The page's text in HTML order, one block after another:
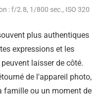
: f/2.8, 1/800 sec., ISO 320
plus authentiques
expressions et les
laisser de côté.
de l'appareil photo,
famille ou un moment de